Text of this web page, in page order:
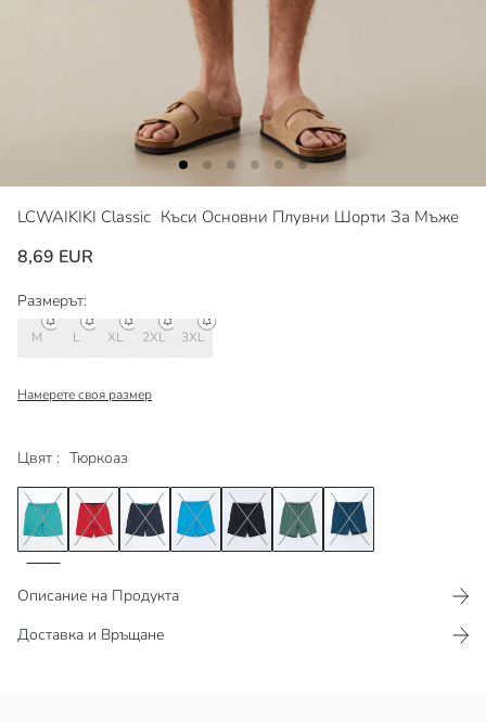
LCWAIKIKI Classic Къси Основни Плувни Шорти За Мъже
8,69 EUR
Цвят : Тюркоаз
Размерът:
M L XL 2XL 3XL
Намерете своя размер
Описание на Продукта
Доставка и Връщане